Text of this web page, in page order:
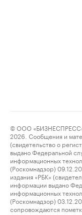
© ООО
2026. Сообщения и
(свидетельство о
выдано Федеральной
информационных
(Роскомнадзор)
издания «РБК»
информации выдано
информационных
(Роскомнадзор)
сопровождаются